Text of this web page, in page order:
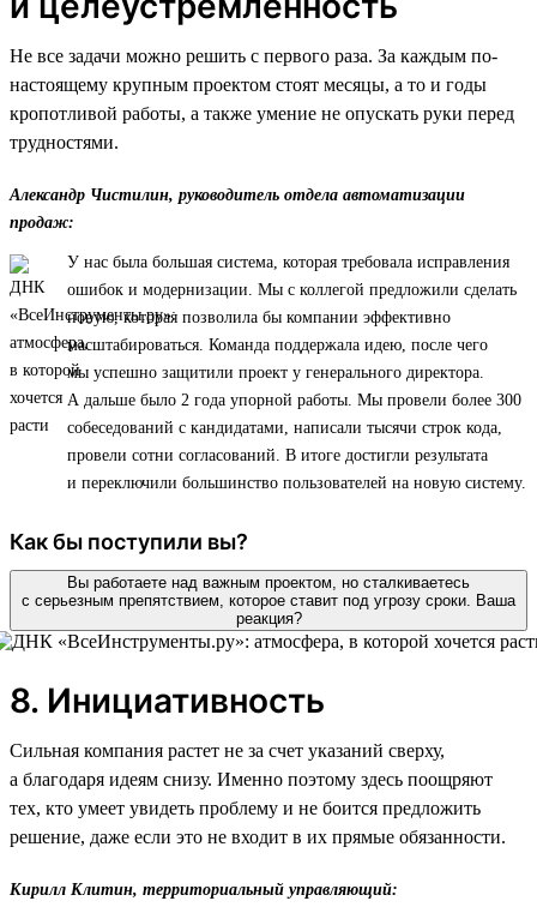
Не все задачи можно решить с первого раза. За каждым по-
настоящему крупным проектом стоят месяцы, а то и годы
кропотливой работы, а также умение не опускать руки перед
трудностями.
Александр Чистилин, руководитель отдела автоматизации
продаж:
У нас была большая система, которая требовала исправления
ошибок и модернизации. Мы с коллегой предложили сделать
новую, которая позволила бы компании эффективно
масштабироваться. Команда поддержала идею, после чего
мы успешно защитили проект у генерального директора.
А дальше было 2 года упорной работы. Мы провели более 300
собеседований с кандидатами, написали тысячи строк кода,
провели сотни согласований. В итоге достигли результата
и переключили большинство пользователей на новую систему.
Как бы поступили вы?
Вы работаете над важным проектом, но сталкиваетесь
с серьезным препятствием, которое ставит под угрозу сроки. Ваша
реакция?
8. Инициативность
Сильная компания растет не за счет указаний сверху,
а благодаря идеям снизу. Именно поэтому здесь поощряют
тех, кто умеет увидеть проблему и не боится предложить
решение, даже если это не входит в их прямые обязанности.
Кирилл Клитин, территориальный управляющий: